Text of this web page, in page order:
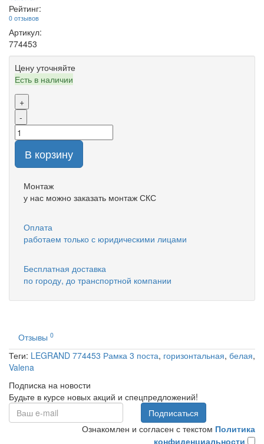
Рейтинг:
0 отзывов
Артикул:
774453
Цену уточняйте
Есть в наличии
+
-
В корзину
Монтаж
у нас можно заказать монтаж СКС
Оплата
работаем только с юридическими лицами
Бесплатная доставка
по городу, до транспортной компании
Отзывы 0
Теги: LEGRAND 774453 Рамка 3 поста, горизонтальная, белая,
Valena
Подписка на новости
Будьте в курсе новых акций и спецпредложений!
Подписаться
Ознакомлен и согласен с текстом Политика
конфиденциальности